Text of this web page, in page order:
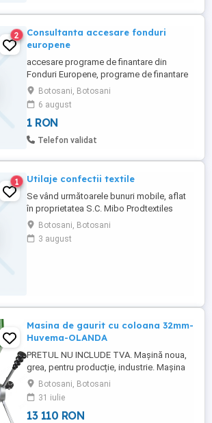
2
Consultanta accesare fonduri
europene
accesare programe de finantare din
Fonduri Europene, programe de finantare
ale Comisiei Europene-consultanta si
management proiect (sm
6.1,6.2,6.3,6.4,4.1) Start up nation
Botosani, Botosani
6 august
1 RON
Telefon validat
1 Utilaje confectii textile
Se vând următoarele bunuri mobile, aflat
în proprietatea S.C. Mibo Prodtextiles
S.R.L, cu sediul social în Loc. Botoșani Str.
Progresului nr 4 Jud. Botoșani, CUI
39844064, nr. de înreg. O.R.C. J7 512 2018,
Botosani, Botosani
3 august
Masina de gaurit cu coloana 32mm-
Huvema-OLANDA
PRETUL NU INCLUDE TVA. Mașină noua,
grea, pentru producție, industrie. Mașina
este potrivită pentru o configurație de
producție, deoarece capul mașinii poate fi
setat la înălțimea unui transportor cu role
de producție. Mașina este echipată cu o
Botosani, Botosani
31 iulie
13 110 RON